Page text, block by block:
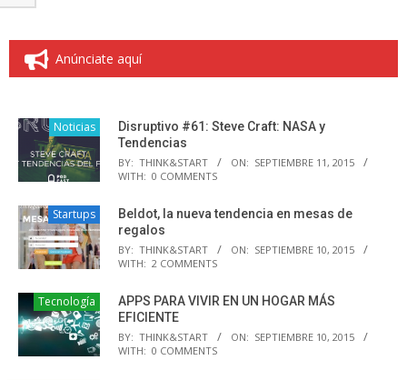
Anúnciate aquí
Noticias
Disruptivo #61: Steve Craft: NASA y
Tendencias
BY: THINK&START ON: SEPTIEMBRE 11, 2015
WITH: 0 COMMENTS
Startups
Beldot, la nueva tendencia en mesas de
regalos
BY: THINK&START ON: SEPTIEMBRE 10, 2015
WITH: 2 COMMENTS
Tecnología
APPS PARA VIVIR EN UN HOGAR MÁS
EFICIENTE
BY: THINK&START ON: SEPTIEMBRE 10, 2015
WITH: 0 COMMENTS